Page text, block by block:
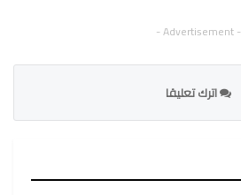
- Advertisement -
اترك تعليقا